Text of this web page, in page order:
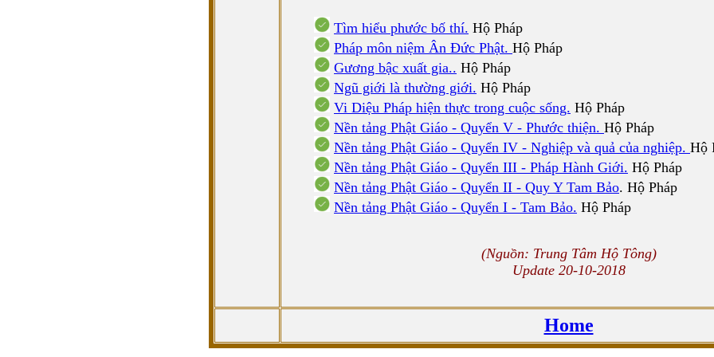
Tìm hiểu phước bố thí. Hộ Pháp
Pháp môn niệm Ân Đức Phật. Hộ Pháp
Gương bậc xuất gia.. Hộ Pháp
Ngũ giới là thường giới. Hộ Pháp
Vi Diệu Pháp hiện thực trong cuộc sống. Hộ Pháp
Nền tảng Phật Giáo - Quyển V - Phước thiện. Hộ Pháp
Nền tảng Phật Giáo - Quyển IV - Nghiệp và quả của nghiệp. Hộ
Nền tảng Phật Giáo - Quyển III - Pháp Hành Giới. Hộ Pháp
Nền tảng Phật Giáo - Quyển II - Quy Y Tam Bảo. Hộ Pháp
Nền tảng Phật Giáo - Quyển I - Tam Bảo. Hộ Pháp
(Nguồn: Trung Tâm Hộ Tông)
Update 20-10-2018
Home